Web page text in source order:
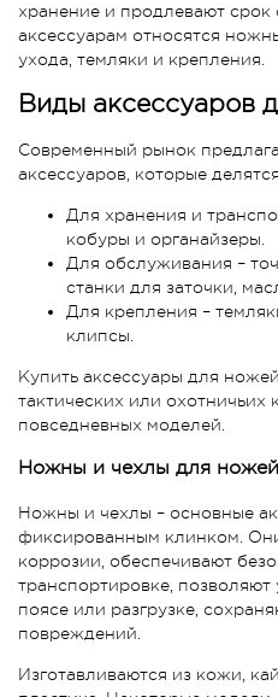
хранение и продлевают
аксессуарам относятся
ухода, темляки и крепления.
Виды аксессуаров
Современный рынок
аксессуаров, которые
Для хранения и
кобуры и органайзеры.
Для обслуживания –
станки для заточки,
Для крепления –
клипсы.
Купить аксессуары для
тактических или охотничьих
повседневных моделей.
Ножны и чехлы для ножей
Ножны и чехлы – основные
фиксированным клинком.
коррозии, обеспечивают
транспортировке,
поясе или разгрузке,
повреждений.
Изготавливаются из кожи,